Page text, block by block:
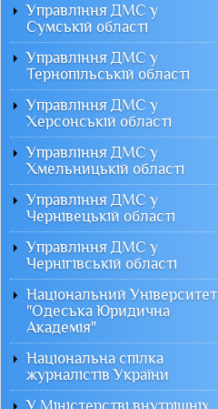
Управління ДМС у
Сумській області
Управління ДМС у
Тернопільській області
Управління ДМС у
Херсонській області
Управління ДМС у
Хмельницькій області
Управління ДМС у
Чернівецькій області
Управління ДМС у
Чернігівській області
Національний Університет
"Одеська Юридична
Академія"
Національна спілка
журналістів України